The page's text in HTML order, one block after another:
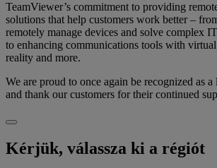
TeamViewer’s commitment to providing
solutions that help customers work better –
remotely manage devices and solve complex
to enhancing communications tools with virtual
reality and more.
We are proud to once again be recognized as
and thank our customers for their continued
Kérjük, válassza ki a régiót